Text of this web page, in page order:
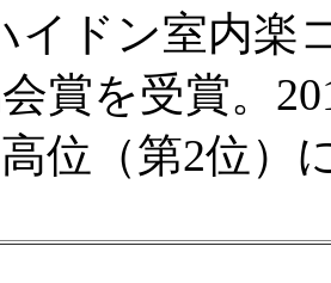
ドン室内楽
賞を受賞。
位（第2位）